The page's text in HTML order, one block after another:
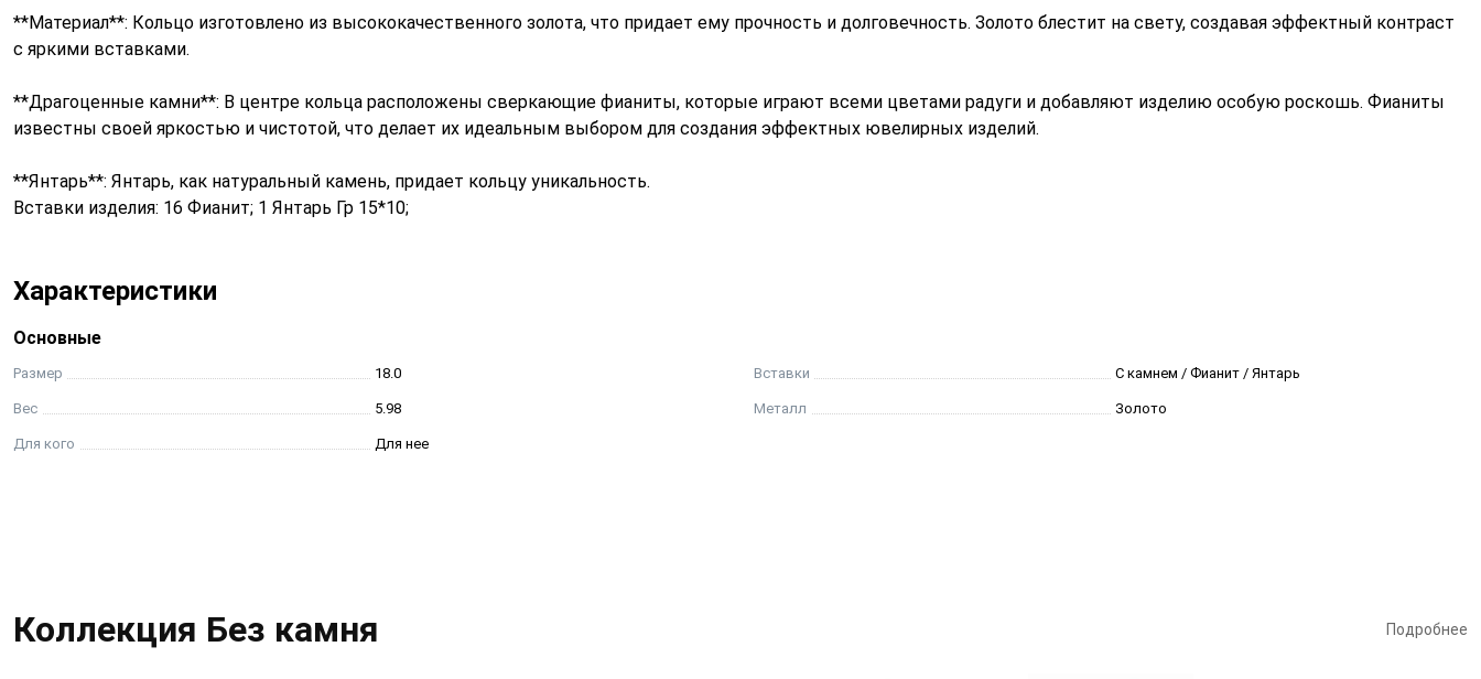
**Материал**: Кольцо изготовлено из высококачественного золота, что придает ему прочность и долговечность. Золото блестит на свету, создавая эффектный контраст
с яркими вставками.
**Драгоценные камни**: В центре кольца расположены сверкающие фианиты, которые играют всеми цветами радуги и добавляют изделию особую роскошь. Фианиты
известны своей яркостью и чистотой, что делает их идеальным выбором для создания эффектных ювелирных изделий.
**Янтарь**: Янтарь, как натуральный камень, придает кольцу уникальность.
Вставки изделия: 16 Фианит; 1 Янтарь Гр 15*10;
Характеристики
Основные
Размер 18.0
Вес 5.98
Для кого Для нее
Вставки С камнем / Фианит / Янтарь
Металл Золото
Коллекция Без камня Подробнее